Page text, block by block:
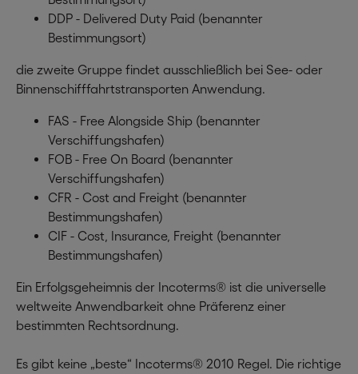
DDP - Delivered Duty Paid (benannter
Bestimmungsort)
die zweite Gruppe findet ausschließlich bei See- oder
Binnenschifffahrtstransporten Anwendung.
FAS - Free Alongside Ship (benannter
Verschiffungshafen)
FOB - Free On Board (benannter
Verschiffungshafen)
CFR - Cost and Freight (benannter
Bestimmungshafen)
CIF - Cost, Insurance, Freight (benannter
Bestimmungshafen)
Ein Erfolgsgeheimnis der Incoterms® ist die universelle
weltweite Anwendbarkeit ohne Präferenz einer
bestimmten Rechtsordnung.
Es gibt keine „beste“ Incoterms® 2010 Regel. Die richtige